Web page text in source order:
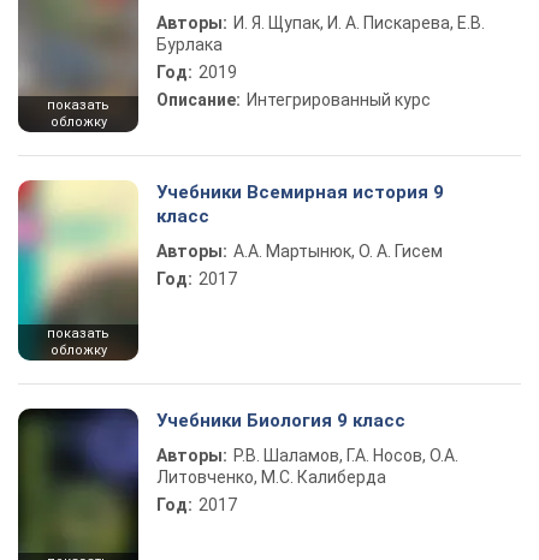
показать
обложку
Авторы: И. Я. Щупак, И. А. Пискарева, Е.В.
Бурлака
Год: 2019
Описание: Интегрированный курс
показать
обложку
Учебники Всемирная история 9
класс
Авторы: А.А. Мартынюк, О. А. Гисем
Год: 2017
Учебники Биология 9 класс
Авторы: Р.В. Шаламов, Г.А. Носов, О.А.
Литовченко, М.С. Калиберда
Год: 2017